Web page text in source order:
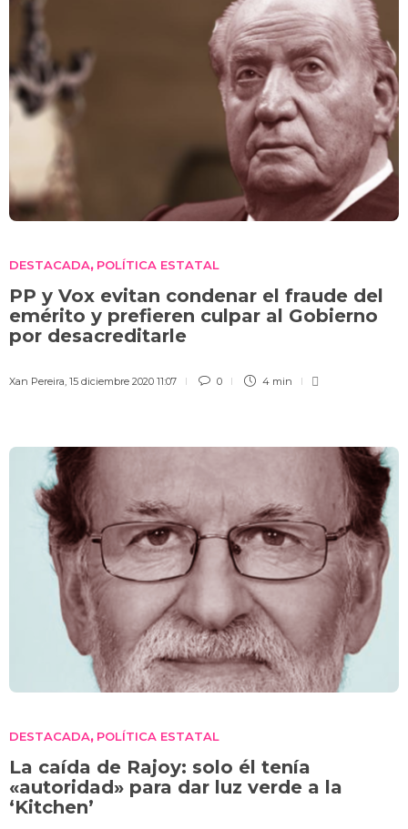
DESTACADA, POLÍTICA ESTATAL
PP y Vox evitan condenar el fraude del
emérito y prefieren culpar al Gobierno
por desacreditarle
Xan Pereira, 15 diciembre 2020 11:07 0 4 min
DESTACADA, POLÍTICA ESTATAL
La caída de Rajoy: solo él tenía
«autoridad» para dar luz verde a la
‘Kitchen’